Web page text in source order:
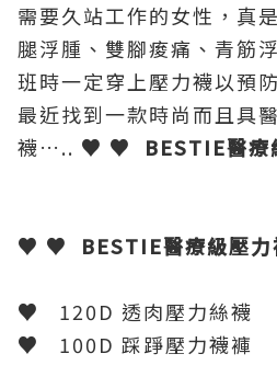
需要久站工作的女性，真
腿浮腫、雙腳痠痛、青筋
班時一定穿上壓力襪以預
最近找到一款時尚而且具
襪….. ♥ ♥ BESTIE醫療
♥ ♥ BESTIE醫療級壓力
♥ 120D 透肉壓力絲襪
♥ 100D 踩踭壓力襪褲